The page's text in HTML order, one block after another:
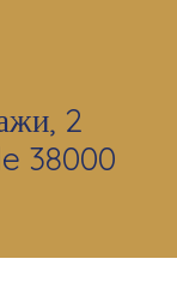
2
38000